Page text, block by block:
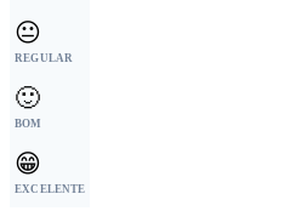
😐
REGULAR
🙂
BOM
😁
EXCELENTE